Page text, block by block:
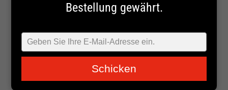
Bestellung gewährt.
Typ
je
in
Schicken